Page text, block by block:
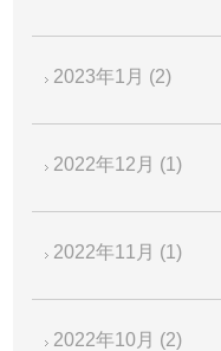
2023年1月 (2)
2022年12月 (1)
2022年11月 (1)
2022年10月 (2)